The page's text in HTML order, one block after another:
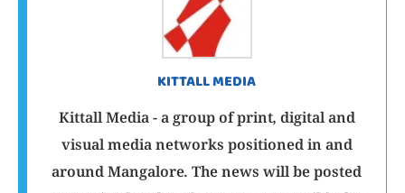
KITTALL MEDIA
Kittall Media - a group of print, digital and
visual media networks positioned in and
around Mangalore. The news will be posted